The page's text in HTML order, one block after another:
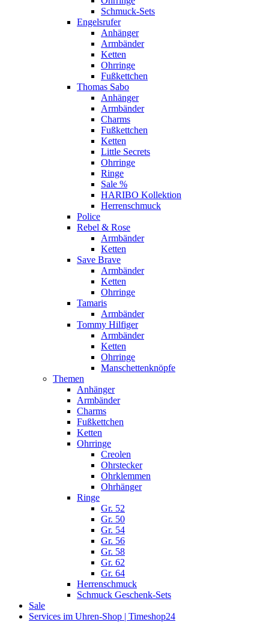
Schmuck-Sets
Engelsrufer
Anhänger
Armbänder
Ketten
Ohrringe
Fußkettchen
Thomas Sabo
Anhänger
Armbänder
Charms
Fußkettchen
Ketten
Little Secrets
Ohrringe
Ringe
Sale %
HARIBO Kollektion
Herrenschmuck
Police
Rebel & Rose
Armbänder
Ketten
Save Brave
Armbänder
Ketten
Ohrringe
Tamaris
Armbänder
Tommy Hilfiger
Armbänder
Ketten
Ohrringe
Manschettenknöpfe
Themen
Anhänger
Armbänder
Charms
Fußkettchen
Ketten
Ohrringe
Creolen
Ohrstecker
Ohrklemmen
Ohrhänger
Ringe
Gr. 52
Gr. 50
Gr. 54
Gr. 56
Gr. 58
Gr. 62
Gr. 64
Herrenschmuck
Schmuck Geschenk-Sets
Sale
Services im Uhren-Shop | Timeshop24